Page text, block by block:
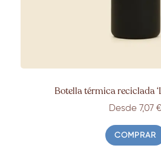
Botella térmica reciclada ‘
Desde 7,07 €
COMPRAR